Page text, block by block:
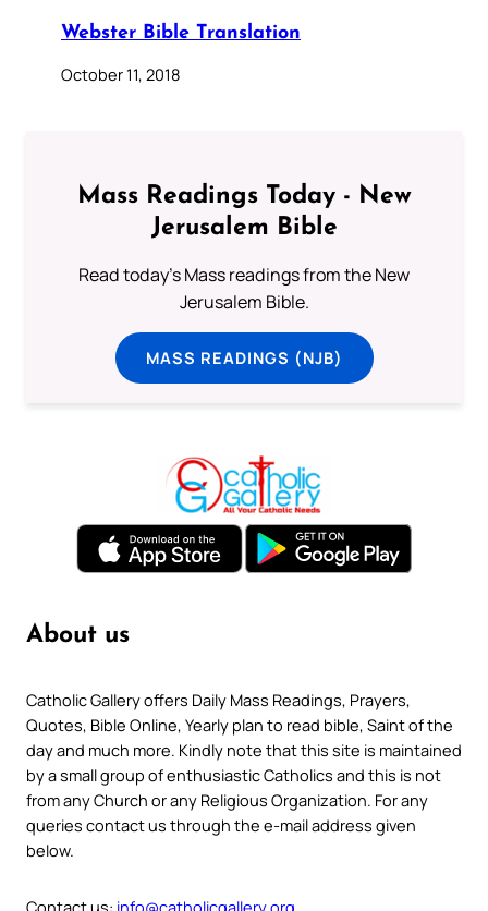
Webster Bible Translation
October 11, 2018
Mass Readings Today - New
Jerusalem Bible
Read today's Mass readings from the New
Jerusalem Bible.
MASS READINGS (NJB)
About us
Catholic Gallery offers Daily Mass Readings, Prayers,
Quotes, Bible Online, Yearly plan to read bible, Saint of the
day and much more. Kindly note that this site is maintained
by a small group of enthusiastic Catholics and this is not
from any Church or any Religious Organization. For any
queries contact us through the e-mail address given
below.